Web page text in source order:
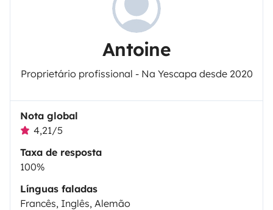
Antoine
Proprietário profissional - Na Yescapa desde 2020
Nota global
4,21/5
Taxa de resposta
100%
Línguas faladas
Francês, Inglês, Alemão